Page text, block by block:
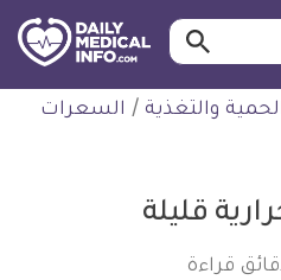
طبية
ابحث…
والتغذية / السعرات
قليلة
قراءة